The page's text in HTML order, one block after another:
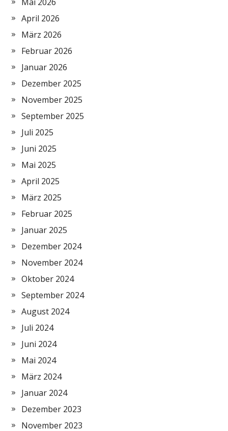
April 2026
März 2026
Februar 2026
Januar 2026
Dezember 2025
November 2025
September 2025
Juli 2025
Juni 2025
Mai 2025
April 2025
März 2025
Februar 2025
Januar 2025
Dezember 2024
November 2024
Oktober 2024
September 2024
August 2024
Juli 2024
Juni 2024
Mai 2024
März 2024
Januar 2024
Dezember 2023
November 2023